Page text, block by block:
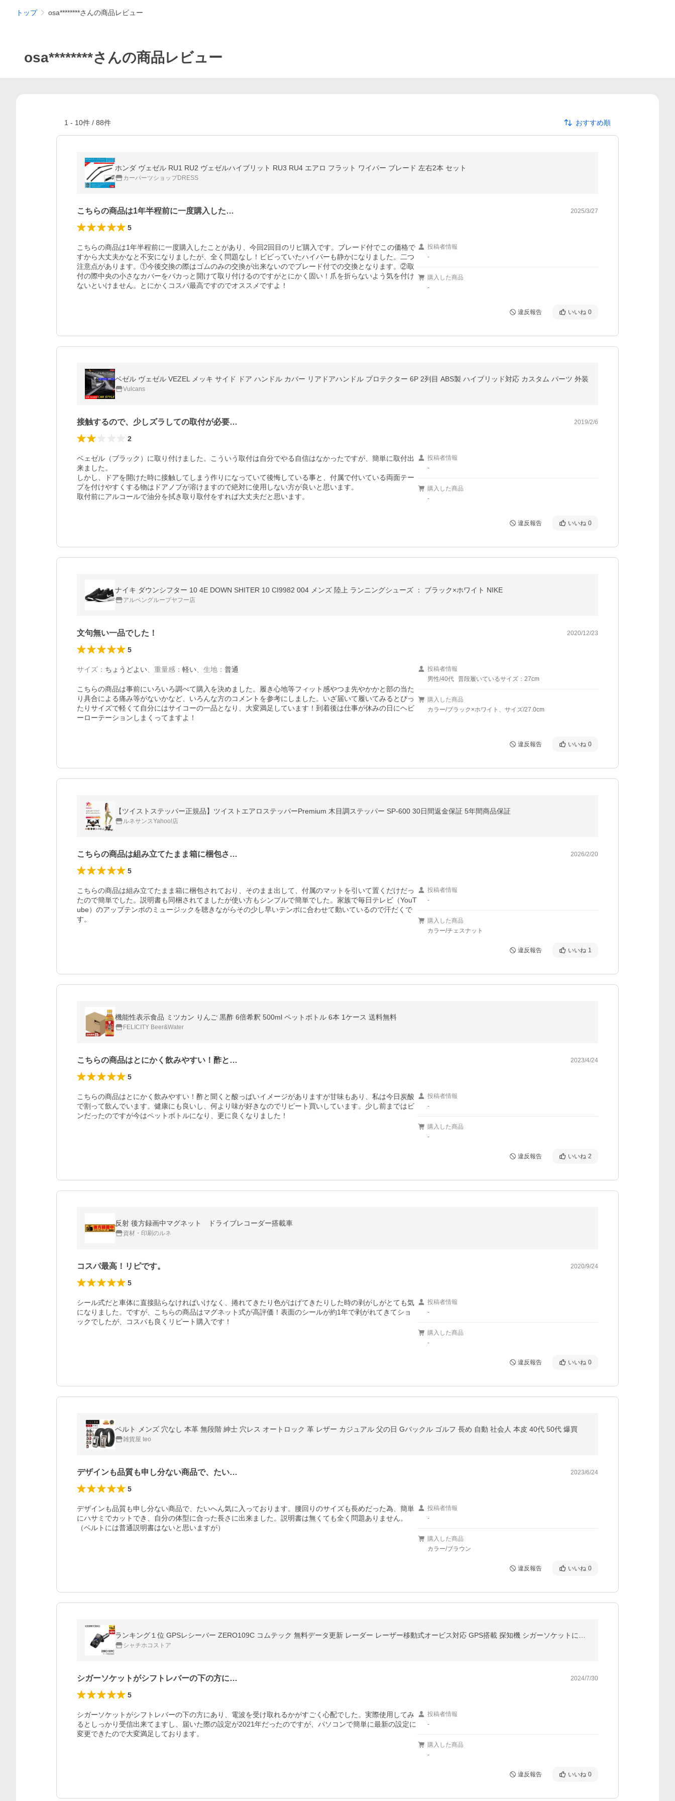
トップ osa********さんの商品レビュー
osa********さんの商品レビュー
1 - 10件 / 88件 おすすめ順
ホンダ ヴェゼル RU1 RU2 ヴェゼルハイブリット RU3 RU4 エアロ フラット ワイパー ブレード 左右2本 セット
カーパーツショップDRESS
こちらの商品は1年半程前に一度購入した… 2025/3/27
5
こちらの商品は1年半程前に一度購入したことがあり、今回2回目のリピ購入です。ブレード付でこの価格で
すから大丈夫かなと不安になりましたが、全く問題なし！ビビっていたハイパーも静かになりました。二つ
注意点があります。①今後交換の際はゴムのみの交換が出来ないのでブレード付での交換となります。②取
付の際中央の小さなカバーをパカっと開けて取り付けるのですがとにかく固い！爪を折らないよう気を付け
ないといけません。とにかくコスパ最高ですのでオススメですよ！
投稿者情報
-
購入した商品
-
違反報告 いいね 0
ベゼル ヴェゼル VEZEL メッキ サイド ドア ハンドル カバー リアドアハンドル プロテクター 6P 2列目 ABS製 ハイブリッド対応 カスタム パーツ 外装
Vulcans
接触するので、少しズラしての取付が必要… 2019/2/6
2
ベェゼル（ブラック）に取り付けました。こういう取付は自分でやる自信はなかったですが、簡単に取付出
来ました。
しかし、ドアを開けた時に接触してしまう作りになっていて後悔している事と、付属で付いている両面テー
プを付けやすくする物はドアノブが溶けますので絶対に使用しない方が良いと思います。
取付前にアルコールで油分を拭き取り取付をすれば大丈夫だと思います。
投稿者情報
-
購入した商品
-
違反報告 いいね 0
ナイキ ダウンシフター 10 4E DOWN SHITER 10 CI9982 004 メンズ 陸上 ランニングシューズ ： ブラック×ホワイト NIKE
アルペングループヤフー店
文句無い一品でした！ 2020/12/23
5
サイズ ： ちょうどよい 重量感 ： 軽い 生地 ： 普通
こちらの商品は事前にいろいろ調べて購入を決めました。履き心地等フィット感やつま先やかかと部の当た
り具合による痛み等がないかなど、いろんな方のコメントを参考にしました。いざ届いて履いてみるとぴっ
たりサイズで軽くて自分にはサイコーの一品となり、大変満足しています！到着後は仕事が休みの日にヘビ
ーローテーションしまくってますよ！
投稿者情報
男性/40代 普段履いているサイズ：27cm
購入した商品
カラー/ブラック×ホワイト、サイズ/27.0cm
違反報告 いいね 0
【ツイストステッパー正規品】ツイストエアロステッパーPremium 木目調ステッパー SP-600 30日間返金保証 5年間商品保証
ルネサンスYahoo!店
こちらの商品は組み立てたまま箱に梱包さ… 2026/2/20
5
こちらの商品は組み立てたまま箱に梱包されており、そのまま出して、付属のマットを引いて置くだけだっ
たので簡単でした。説明書も同梱されてましたが使い方もシンプルで簡単でした。家族で毎日テレビ（YouT
ube）のアップテンポのミュージックを聴きながらその少し早いテンポに合わせて動いているので汗だくで
す。
投稿者情報
-
購入した商品
カラー/チェスナット
違反報告 いいね 1
機能性表示食品 ミツカン りんご 黒酢 6倍希釈 500ml ペットボトル 6本 1ケース 送料無料
FELICITY Beer&Water
こちらの商品はとにかく飲みやすい！酢と… 2023/4/24
5
こちらの商品はとにかく飲みやすい！酢と聞くと酸っぱいイメージがありますが甘味もあり、私は今日炭酸
で割って飲んでいます。健康にも良いし、何より味が好きなのでリピート買いしています。少し前まではビ
ンだったのですが今はペットボトルになり、更に良くなりました！
投稿者情報
-
購入した商品
-
違反報告 いいね 2
反射 後方録画中マグネット ドライブレコーダー搭載車
資材・印刷のルネ
コスパ最高！リピです。 2020/9/24
5
シール式だと車体に直接貼らなければいけなく、捲れてきたり色がはげてきたりした時の剥がしがとても気
になりました。ですが、こちらの商品はマグネット式が高評価！表面のシールが約1年で剥がれてきてショ
ックでしたが、コスパも良くリピート購入です！
投稿者情報
-
購入した商品
-
違反報告 いいね 0
ベルト メンズ 穴なし 本革 無段階 紳士 穴レス オートロック 革 レザー カジュアル 父の日 Gバックル ゴルフ 長め 自動 社会人 本皮 40代 50代 爆買
雑貨屋 teo
デザインも品質も申し分ない商品で、たい… 2023/6/24
5
デザインも品質も申し分ない商品で、たいへん気に入っております。腰回りのサイズも長めだった為、簡単
にハサミでカットでき、自分の体型に合った長さに出来ました。説明書は無くても全く問題ありません。
（ベルトには普通説明書はないと思いますが）
投稿者情報
-
購入した商品
カラー/ブラウン
違反報告 いいね 0
シャチホコストア
シガーソケットがシフトレバーの下の方に… 2024/7/30
5
シガーソケットがシフトレバーの下の方にあり、電波を受け取れるかがすごく心配でした。実際使用してみ
るとしっかり受信出来てますし、届いた際の設定が2021年だったのですが、パソコンで簡単に最新の設定に
変更できたので大変満足しております。
投稿者情報
-
購入した商品
-
違反報告 いいね 0